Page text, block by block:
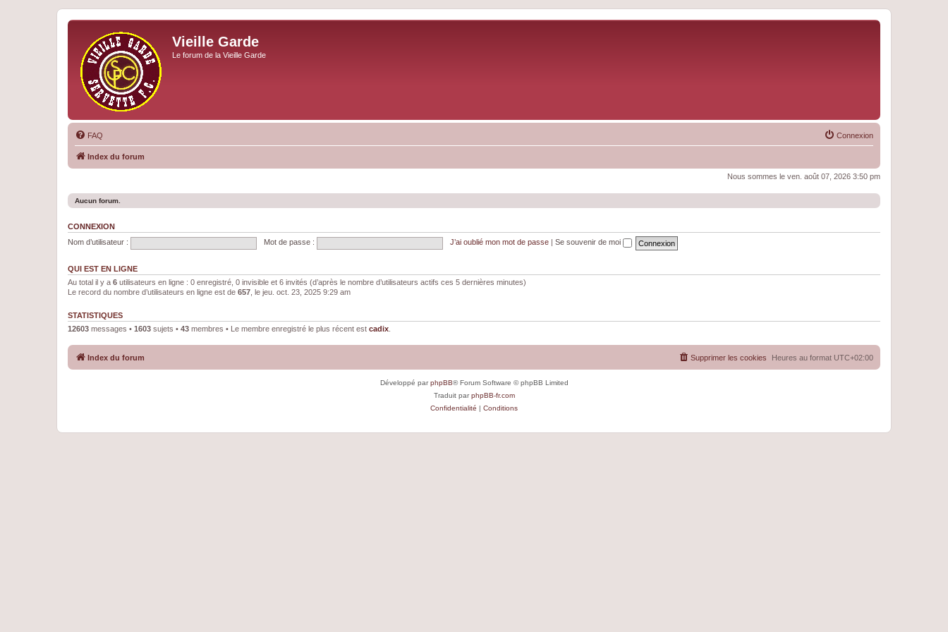
Vieille Garde
Le forum de la Vieille Garde
FAQ Connexion
Index du forum
Nous sommes le ven. août 07, 2026 3:50 pm
Aucun forum.
CONNEXION
Nom d’utilisateur :
Mot de passe : J’ai oublié mon mot de passe Se souvenir de moi
QUI EST EN LIGNE
Au total il y a 6 utilisateurs en ligne : 0 enregistré, 0 invisible et 6 invités (d’après le nombre d’utilisateurs actifs ces 5 dernières minutes)
Le record du nombre d’utilisateurs en ligne est de 657 , le jeu. oct. 23, 2025 9:29 am
STATISTIQUES
12603 messages • 1603 sujets • 43 membres • Le membre enregistré le plus récent est cadix
Index du forum Heures au format UTC+02:00
Supprimer les cookies
Développé parphpBB® Forum Software © phpBB Limited
Traduit parphpBB-fr.com
Confidentialité | Conditions